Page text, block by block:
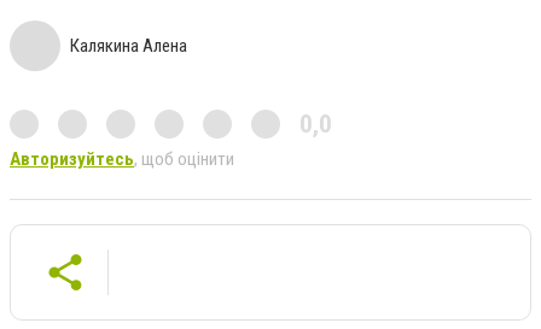
Калякина Алена
0,0
Авторизуйтесь, щоб оцінити